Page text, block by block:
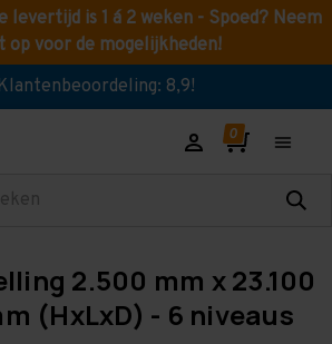
levertijd is 1 á 2 weken - Spoed? Neem
op voor de mogelijkheden!
Klantenbeoordeling: 8,9!
2.500 mm x 23.100
(HxLxD) - 6 niveaus